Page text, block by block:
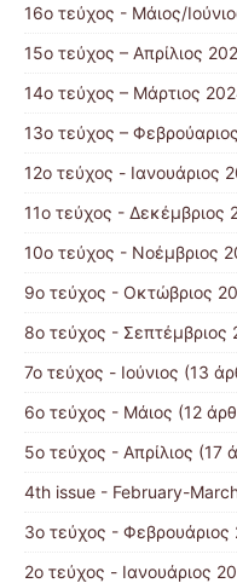
16ο τεύχος - Μάιος/
15o τεύχος – Απρίλιος
14o τεύχος – Μάρτιος
13o τεύχος –
12o τεύχος - Ιανουάριος
11ο τεύχος - Δεκέμβριος
10ο τεύχος - Νοέμβριος
9ο τεύχος - Οκτώβριος
8ο τεύχος - Σεπτέμβριος
7ο τεύχος - Ιούνιος (13
6ο τεύχος - Μάιος (12
5ο τεύχος - Απρίλιος (17
4th issue - February-
3ο τεύχος - Φεβρουάριος
2ο τεύχος - Ιανουάριος